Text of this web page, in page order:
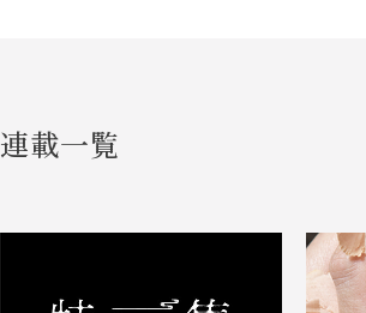
連載一覧